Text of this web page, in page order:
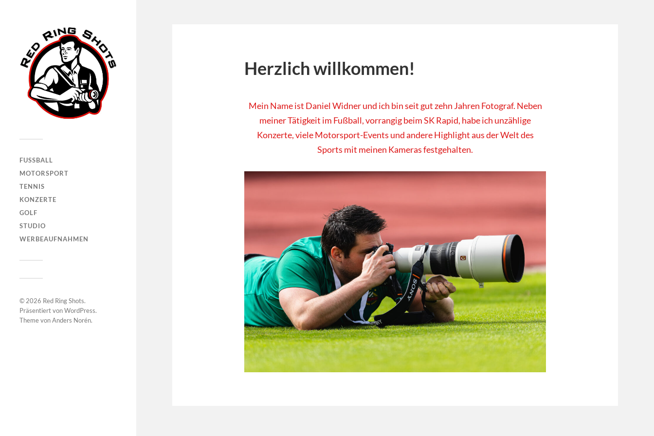
FUSSBALL
MOTORSPORT
TENNIS
KONZERTE
GOLF
STUDIO
WERBEAUFNAHMEN
© 2026 Red Ring Shots.
Präsentiert vonWordPress.
Theme vonAnders Norén.
Herzlich willkommen!
Mein Name ist Daniel Widner und ich bin seit gut zehn Jahren Fotograf. Neben
meiner Tätigkeit im Fußball, vorrangig beim SK Rapid, habe ich unzählige
Konzerte, viele Motorsport-Events und andere Highlight aus der Welt des
Sports mit meinen Kameras festgehalten.